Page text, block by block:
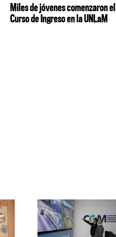
Miles de jóvenes comenzaron el
Curso de Ingreso en la UNLaM